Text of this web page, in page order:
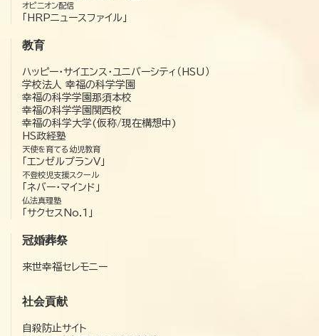
オピニオン配信
「HRPニュースファイル」
教育
ハッピー・サイエンス・ユニバーシティ（HSU）
学校法人 幸福の科学学園
幸福の科学学園那須本校
幸福の科学学園関西校
幸福の科学大学(仮称/現在構想中)
HS政経塾
天使を育てる幼児教育
「エンゼルプランV」
不登校児支援スクール
「ネバー・マインド」
仏法真理塾
「サクセスNo.1」
冠婚葬祭
来世幸福セレモニー
社会貢献
自殺防止サイト